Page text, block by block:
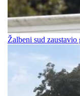
Žalbeni sud